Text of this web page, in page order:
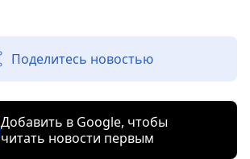
Поделитесь новостью
Добавить в Google, чтобы
читать новости первым